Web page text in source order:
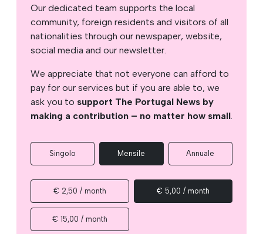
Our dedicated team supports the local
community, foreign residents and visitors of all
nationalities through our newspaper, website,
social media and our newsletter.
We appreciate that not everyone can afford to
pay for our services but if you are able to, we
ask you to support The Portugal News by
making a contribution – no matter how small.
Singolo Mensile Annuale
€ 2,50 / month € 5,00 / month
€ 15,00 / month